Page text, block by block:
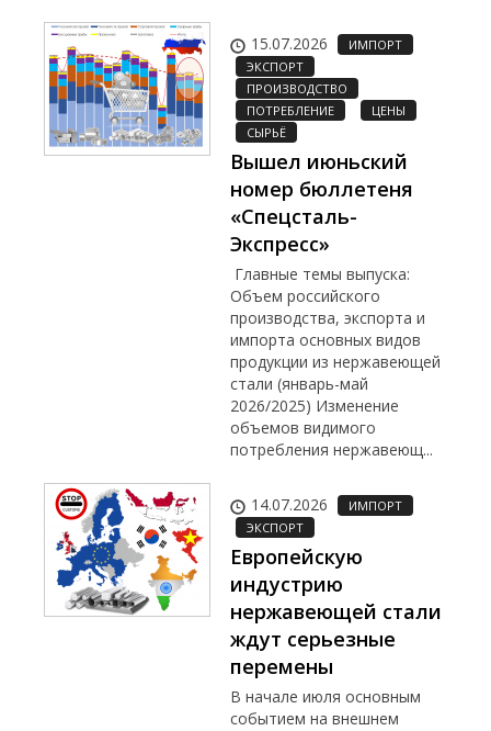
15.07.2026
ИМПОРТ
ЭКСПОРТ
ПРОИЗВОДСТВО
ПОТРЕБЛЕНИЕ
ЦЕНЫ
СЫРЬЁ
Вышел июньский
номер бюллетеня
«Спецсталь-
Экспресс»
Главные темы выпуска:
Объем российского
производства, экспорта и
импорта основных видов
продукции из нержавеющей
стали (январь-май
2026/2025) Изменение
объемов видимого
потребления нержавеющ...
14.07.2026
ИМПОРТ
ЭКСПОРТ
Европейскую
индустрию
нержавеющей стали
ждут серьезные
перемены
В начале июля основным
событием на внешнем